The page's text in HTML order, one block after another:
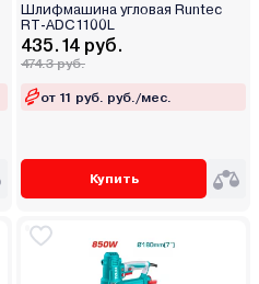
Шлифмашина угловая Runtec
RT-ADC1100L
435.14 руб.
474.3 руб.
от 11 руб. руб./мес.
Купить